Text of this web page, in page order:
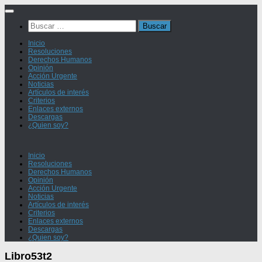
Saltar
contenidoBuscar:
Inicio
Resoluciones
Derechos Humanos
Opinión
Acción Urgente
Noticias
Artículos de interés
Criterios
Enlaces externos
Descargas
¿Quien soy?
Inicio
Resoluciones
Derechos Humanos
Opinión
Acción Urgente
Noticias
Artículos de interés
Criterios
Enlaces externos
Descargas
¿Quien soy?
Libro53t2